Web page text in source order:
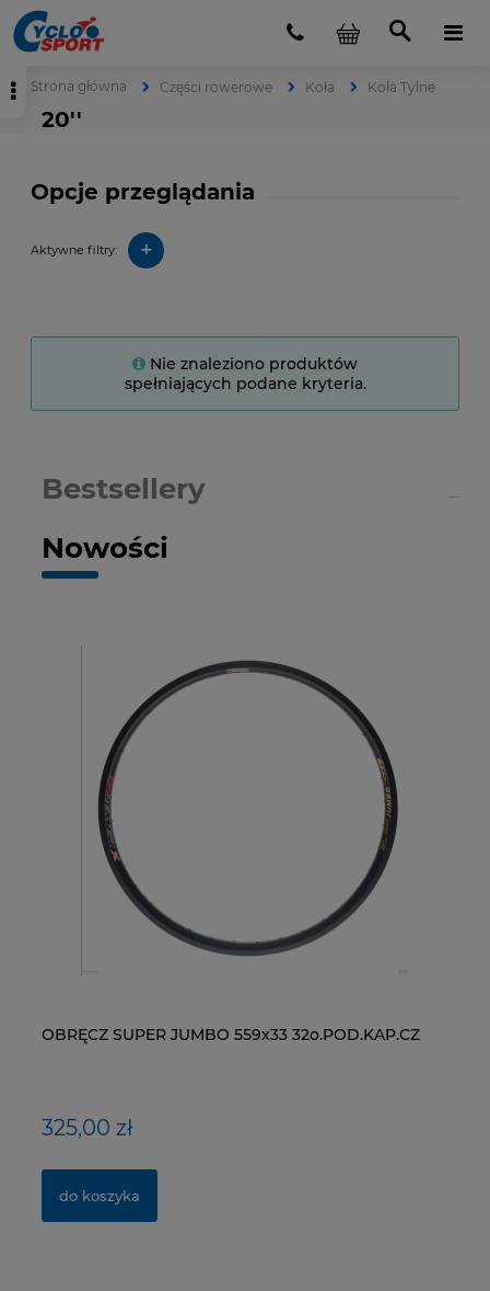
Strona główna Części rowerowe Koła Koła Tylne
20''
Opcje przeglądania
Aktywne filtry: +
Nie znaleziono produktów
spełniających podane kryteria.
Nowości
Bestsellery
OBRĘCZ SUPER JUMBO 559x33 32o.POD.KAP.CZ
325,00 zł
do koszyka
ŁAŃCUCH KMC X9-93- 116 ogniw / 9- rzędowy +
40,00 zł
do koszyka